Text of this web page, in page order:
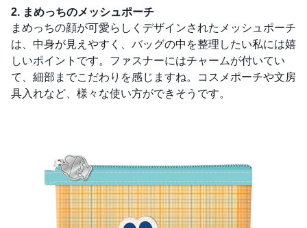
2. まめっちのメッシュポーチ
まめっちの顔が可愛らしくデザインされたメッシュポーチ
は、中身が見えやすく、バッグの中を整理したい私には嬉
しいポイントです。ファスナーにはチャームが付いてい
て、細部までこだわりを感じますね。コスメポーチや文房
具入れなど、様々な使い方ができそうです。